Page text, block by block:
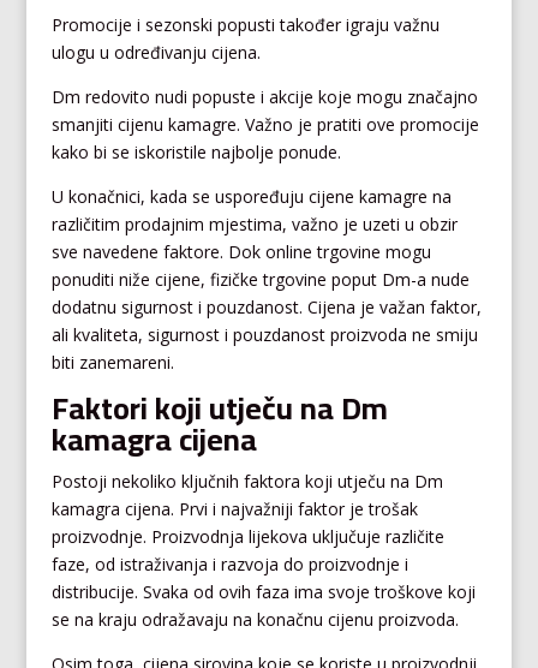
Promocije i sezonski popusti također igraju važnu
ulogu u određivanju cijena.
Dm redovito nudi popuste i akcije koje mogu značajno
smanjiti cijenu kamagre. Važno je pratiti ove promocije
kako bi se iskoristile najbolje ponude.
U konačnici, kada se uspoređuju cijene kamagre na
različitim prodajnim mjestima, važno je uzeti u obzir
sve navedene faktore. Dok online trgovine mogu
ponuditi niže cijene, fizičke trgovine poput Dm-a nude
dodatnu sigurnost i pouzdanost. Cijena je važan faktor,
ali kvaliteta, sigurnost i pouzdanost proizvoda ne smiju
biti zanemareni.
Faktori koji utječu na Dm
kamagra cijena
Postoji nekoliko ključnih faktora koji utječu na Dm
kamagra cijena. Prvi i najvažniji faktor je trošak
proizvodnje. Proizvodnja lijekova uključuje različite
faze, od istraživanja i razvoja do proizvodnje i
distribucije. Svaka od ovih faza ima svoje troškove koji
se na kraju odražavaju na konačnu cijenu proizvoda.